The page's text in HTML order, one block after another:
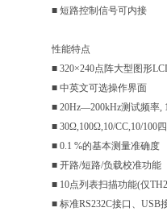
■ 短路控制信号可内接
性能特点
■ 320×240点阵大型图形
■ 中英文可选操作界面
■ 20Hz—200kHz测试频率,
■ 30Ω,100Ω,10/CC,10/100
■ 0.1 %的基本测量准确度
■ 开路/短路/负载校准功能
■ 10点列表扫描功能(仅
■ 标准RS232C接口、USB